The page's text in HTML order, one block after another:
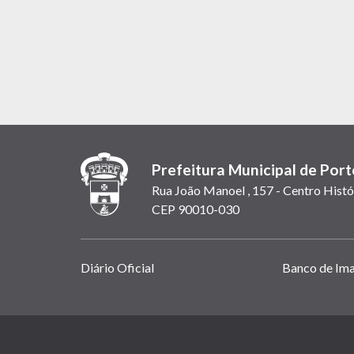
Prefeitura Municipal de
Rua João Manoel , 157 - Centro
CEP 90010-030
Links
Diário Oficial Banco de